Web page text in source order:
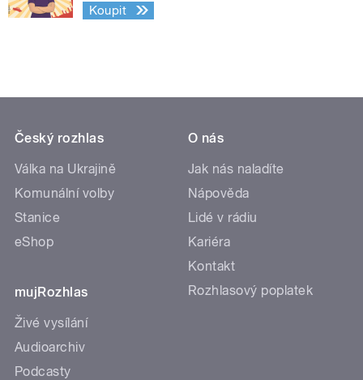
Koupit
Český rozhlas
Válka na Ukrajině
Komunální volby
Stanice
eShop
mujRozhlas
Živé vysílání
Audioarchiv
Podcasty
O nás
Jak nás naladíte
Nápověda
Lidé v rádiu
Kariéra
Kontakt
Rozhlasový poplatek